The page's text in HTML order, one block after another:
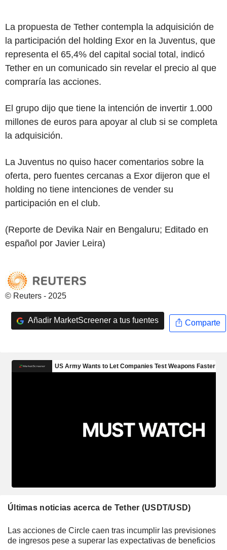
La propuesta de Tether contempla la adquisición de
la participación del holding Exor en la Juventus, que
representa el 65,4% del capital social total, indicó
Tether en un comunicado sin revelar el precio al que
compraría las acciones.
El grupo dijo que tiene la intención de invertir 1.000
millones de euros para apoyar al club si se completa
la adquisición.
La Juventus no quiso hacer comentarios sobre la
oferta, pero fuentes cercanas a Exor dijeron que el
holding no tiene intenciones de vender su
participación en el club.
(Reporte de Devika Nair en Bengaluru; Editado en
español por Javier Leira)
© Reuters - 2025
Añadir MarketScreener a tus fuentes Comparte
Últimas noticias acerca de Tether (USDT/USD)
Las acciones de Circle caen tras incumplir las previsiones
de ingresos pese a superar las expectativas de beneficios